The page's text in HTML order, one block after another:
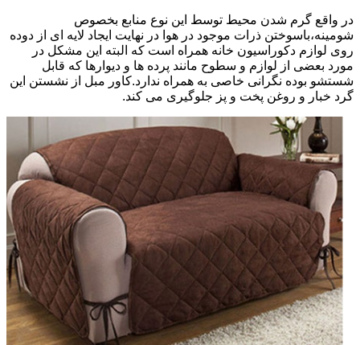
در واقع گرم شدن محیط توسط این نوع منابع بخصوص
شومینه،باسوختن ذرات موجود در هوا در نهایت ایجاد لایه ای از دوده
روی لوازم دکوراسیون خانه همراه است که البته این مشکل در
مورد بعضی از لوازم و سطوح مانند پرده ها و دیوارها که قابل
شستشو بوده نگرانی خاصی به همراه ندارد.کاور مبل از نشستن این
گرد خبار و روغن پخت و پز جلوگیری می کند.